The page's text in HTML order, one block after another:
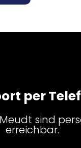
per
sind
erreichbar.